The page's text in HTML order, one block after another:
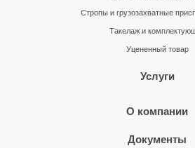
Стропы и грузозахватные
Такелаж и
Уцененный товар
Услуги
О компании
Документы